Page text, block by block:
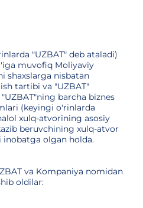
"UZBAT" deb ataladi)
muvofiq Moliyaviy
shaxslarga nisbatan
tartibi va "UZBAT"
barcha biznes
(keyingi o'rinlarda
xulq-atvorining asosiy
beruvchining xulq-atvor
olgan holda.
va Kompaniya nomidan
oldilar: